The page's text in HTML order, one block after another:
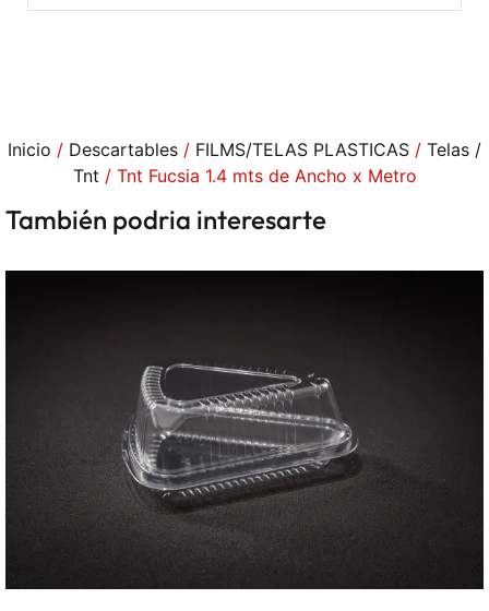
Inicio / Descartables / FILMS/TELAS PLASTICAS / Telas /
Tnt / Tnt Fucsia 1.4 mts de Ancho x Metro
También podria interesarte